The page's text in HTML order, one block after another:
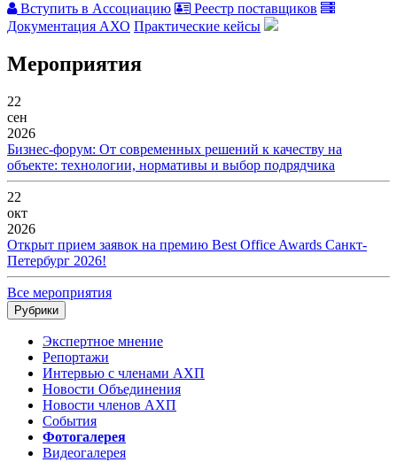
Вступить в Ассоциацию
Реестр поставщиков
Документация АХО Практические кейсы
Мероприятия
22
сен
2026
Бизнес-форум: От современных решений к качеству на
объекте: технологии, нормативы и выбор подрядчика
22
окт
2026
Открыт прием заявок на премию Best Office Awards Санкт-
Петербург 2026!
Все мероприятия
Рубрики
Экспертное мнение
Репортажи
Интервью с членами АХП
Новости Объединения
Новости членов АХП
События
Фотогалерея
Видеогалерея